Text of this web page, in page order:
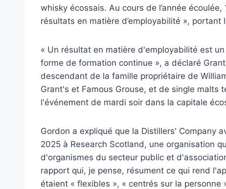
whisky écossais. Au cours de l’année
résultats en matière d’employabilité »,
« Un résultat en matière d'employabilité est
forme de formation continue », a déclaré
descendant de la famille propriétaire de
Grant's et Famous Grouse, et de single malts
l'événement de mardi soir dans la capitale
Gordon a expliqué que la Distillers' Company
2025 à Research Scotland, une organisation
d'organismes du secteur public et
rapport qui, je pense, résument ce qui rend
étaient « flexibles », « centrés sur la